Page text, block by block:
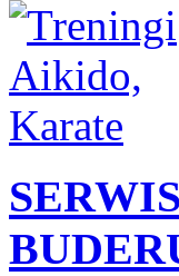
SERWIS